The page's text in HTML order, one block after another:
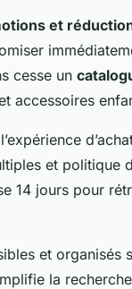
et
cesse un
accessoires
et politique
14 jours pour
et organisés
la